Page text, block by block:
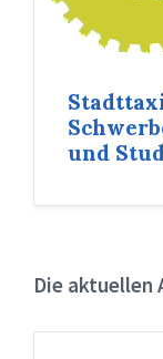
und
Die aktuellen